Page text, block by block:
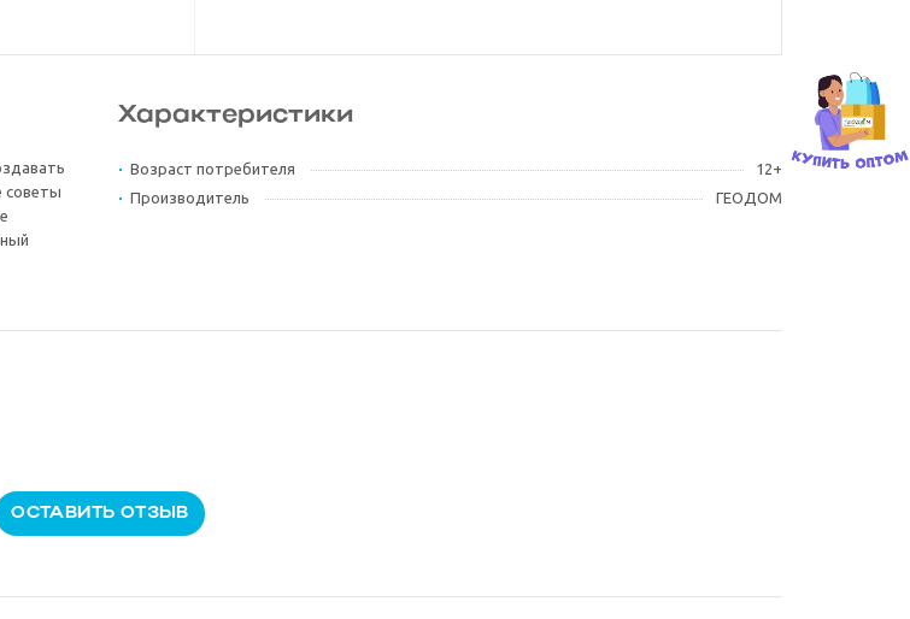
советы
Характеристики
Возраст потребителя
12+
Производитель
ГЕОДОМ
ОСТАВИТЬ ОТЗЫВ